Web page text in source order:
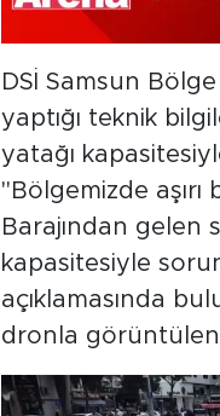
DSİ Samsun
yaptığı teknik
yatağı
"Bölgemizde
Barajından gelen
kapasitesiyle
açıklamasında
dronla